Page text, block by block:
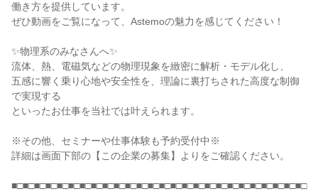
働き方を提供しています。
ぜひ動画をご覧になって、Astemoの魅力を感じてください！
✨物理系のみなさんへ✨
流体、熱、電磁気などの物理現象を緻密に解析・モデル化し、
五感に響く乗り心地や安全性を、理論に裏打ちされた高度な制御
で実現する
といったお仕事を当社では叶えられます。
※その他、セミナーや仕事体験も予約受付中※
詳細は画面下部の【この企業の募集】よりをご確認ください。
■□■□■□■□■□■□■□■□■□■□■□■□■□■□■□■□■□■□■□■□■□■□■□■□■□■□